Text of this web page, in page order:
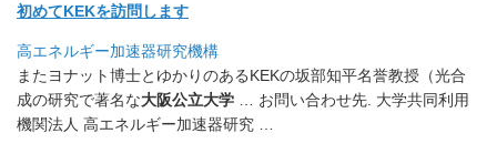
初めてKEKを訪問します
高エネルギー加速器研究機構
またヨナット博士とゆかりのあるKEKの坂部知平名誉教授（光合
成の研究で著名な大阪公立大学 … お問い合わせ先. 大学共同利用
機関法人 高エネルギー加速器研究 …